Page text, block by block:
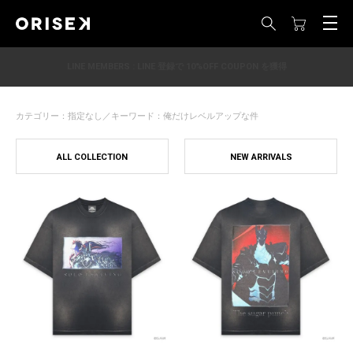
カテゴリー：指定なし／キーワード：俺だけレベルアップな件
ALL COLLECTION NEW ARRIVALS